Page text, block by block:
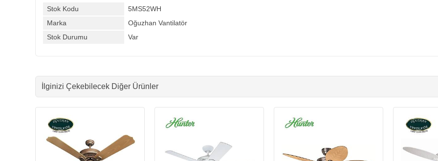
Stok Kodu
5MS52WH
Marka
Oğuzhan Vantilatör
Stok Durumu
Var
İlginizi Çekebilecek Diğer Ürünler